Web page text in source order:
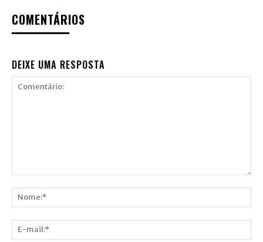
COMENTÁRIOS
DEIXE UMA RESPOSTA